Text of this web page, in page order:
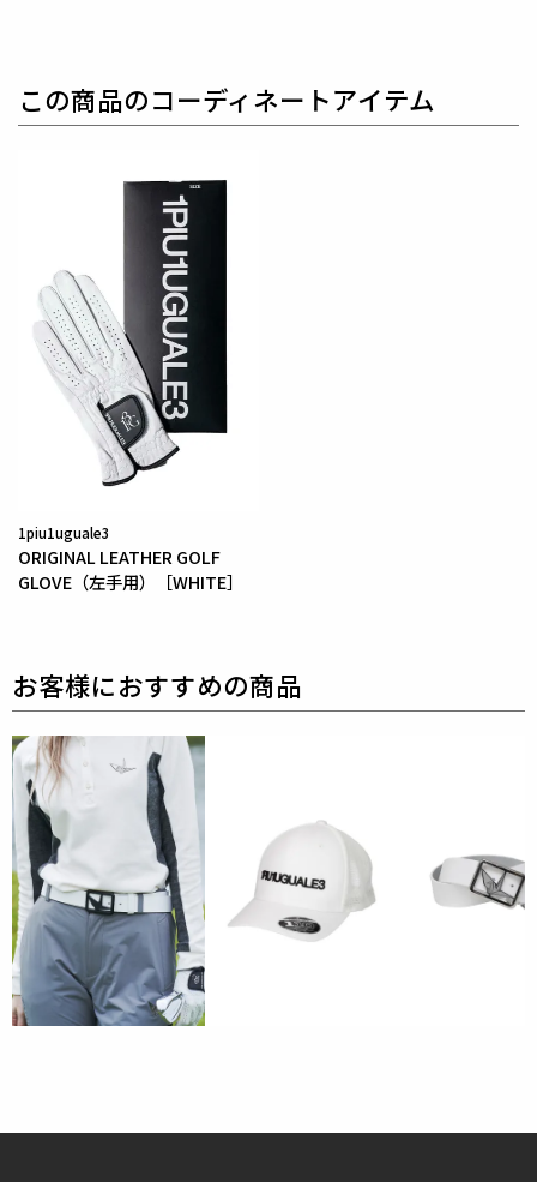
ターンにより、洗練された高いデザイン性と最高のフ
【ワッペンロゴに関するご注意】
本製品に使用しているワッペンロゴ(鶴+113G)は熱圧
着加工にて取り付けを行っておりますが、
を採用している為、素材特有の滑らかさや洗濯環境の
影響によりまれにワッペンが剥がれやすくなる場合が
ございます。
※万が一剥がれが生じた場合は、弊社にて修理対応を
承りますのでお気軽にご連絡ください。
この商品のコーディネートアイテム
1piu1uguale3
ORIGINAL LEATHER GOLF
GLOVE（左手用）［WHITE］